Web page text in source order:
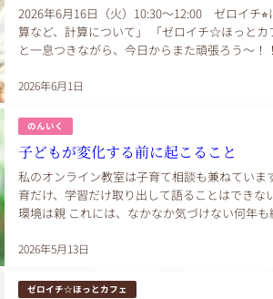
2026年6月1日
2026年6月16日（火）10:30〜12:00 ゼロイチ
算など、計算について」 「ゼロイチ☆ほっと
と一息つきながら、今日からまた頑張ろう～
のんいく
子どもが変化する前に起こること
2026年5月13日
私のオンライン教室は子育て相談も兼ねてい
育だけ、学習だけ取り出して語ることはでき
環境は親 これには、なかなか気づけない何年
ゼロイチ☆ほっとカフェ